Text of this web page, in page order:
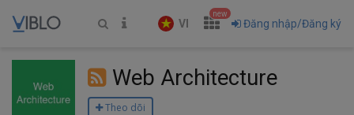
VI
new
Đăng nhập/Đăng ký
Web Architecture
Theo dõi